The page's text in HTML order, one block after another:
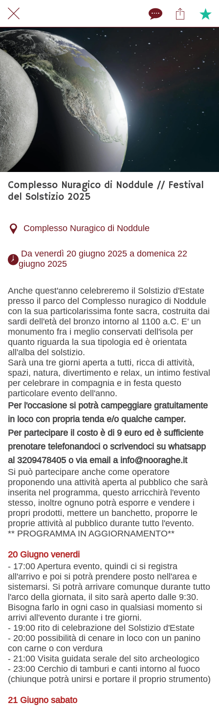
Complesso Nuragico di Noddule // Festival
del Solstizio 2025
Complesso Nuragico di Noddule
giugno 2025
Anche quest'anno celebreremo il Solstizio d'Estate
presso il parco del Complesso nuragico di Noddule
con la sua particolarissima fonte sacra, costruita dai
sardi dell'età del bronzo intorno al 1100 a.C. E' un
monumento fra i meglio conservati dell'isola per
quanto riguarda la sua tipologia ed è orientata
all'alba del solstizio.
Sarà una tre giorni aperta a tutti, ricca di attività,
spazi, natura, divertimento e relax, un intimo festival
per celebrare in compagnia e in festa questo
particolare evento dell'anno.
Per l'occasione si potrà campeggiare gratuitamente
in loco con propria tenda e/o qualche camper.
Per partecipare il costo è di 9 euro ed è sufficiente
prenotare telefonandoci o scrivendoci su whatsapp
al 3209478405 o via email a info@nooraghe.it
Si può partecipare anche come operatore
proponendo una attività aperta al pubblico che sarà
inserita nel programma, questo arricchirà l'evento
stesso, inoltre ognuno potrà esporre e vendere i
propri prodotti, mettere un banchetto, proporre le
proprie attività al pubblico durante tutto l'evento.
** PROGRAMMA IN AGGIORNAMENTO**
20 Giugno venerdi
- 17:00 Apertura evento, quindi ci si registra
all'arrivo e poi si potrà prendere posto nell'area e
sistemarsi. Si potrà arrivare comunque durante tutto
l'arco della giornata, il sito sarà aperto dalle 9:30.
Bisogna farlo in ogni caso in qualsiasi momento si
arrivi all'evento durante i tre giorni.
- 19:00 rito di celebrazione del Solstizio d'Estate
- 20:00 possibilità di cenare in loco con un panino
con carne o con verdura
- 21:00 Visita guidata serale del sito archeologico
- 23:00 Cerchio di tamburi e canti intorno al fuoco
(chiunque potrà unirsi e portare il proprio strumento)
21 Giugno sabato